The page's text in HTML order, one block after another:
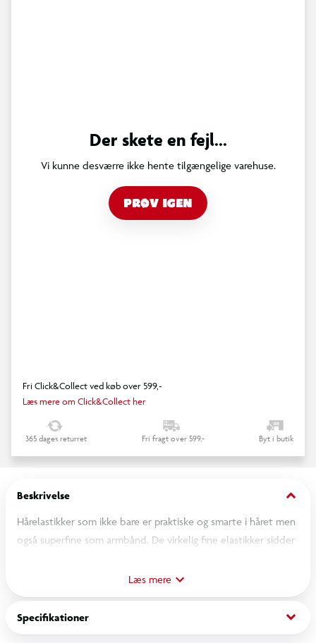
Der skete en fejl...
Vi kunne desværre ikke hente tilgængelige varehuse.
PRØV IGEN
Fri Click&Collect ved køb over 599,-
Læs mere om Click&Collect her
365 dages returret Fri fragt over 599,- Byt i butik
Beskrivelse keyboard_arrow_down
Hårelastikker som ikke bare er praktiske og smarte i håret men
også superfine som armbånd. De virkelig fine elastikker sidder
8 forskellige, farverige sæt af de smukke TOPModel
hårelastikker med perle at vælge imellem. Hvert sæt består af
3 forskellige, matchende hårelastikker.
Læs mere
Specifikationer keyboard_arrow_down